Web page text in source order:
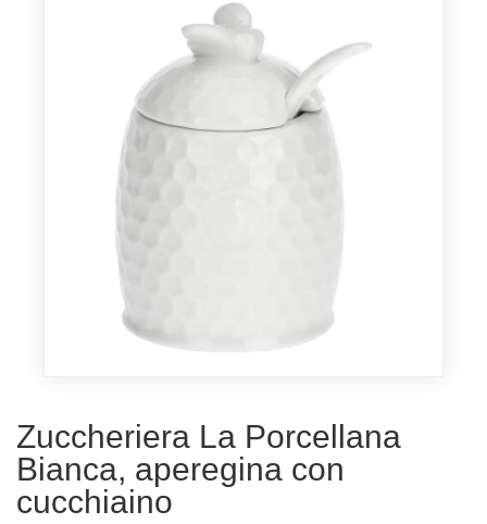
Zuccheriera La Porcellana
Bianca, aperegina con
cucchiaino